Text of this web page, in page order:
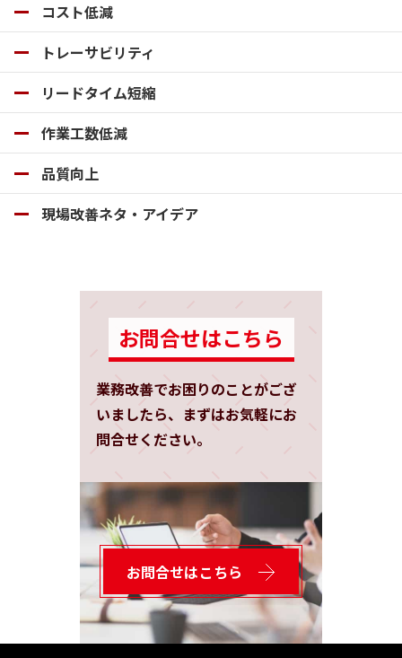
コスト低減
トレーサビリティ
リードタイム短縮
作業工数低減
品質向上
現場改善ネタ・アイデア
お問合せはこちら
業務改善でお困りのことがござ
いましたら、まずはお気軽にお
問合せください。
お問合せはこちら